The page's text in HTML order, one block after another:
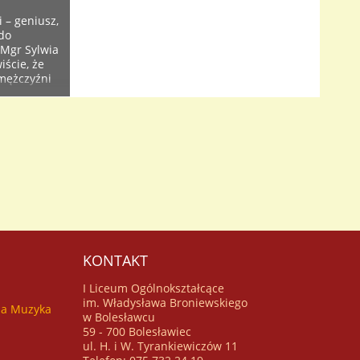
– geniusz,
Sylwia
że
często
Muzyka
KONTAKT
I Liceum Ogólnokształcące
im. Władysława Broniewskiego
w Bolesławcu
59 - 700 Bolesławiec
ul. H. i W. Tyrankiewiczów 11